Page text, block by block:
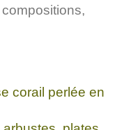
corail perlée en